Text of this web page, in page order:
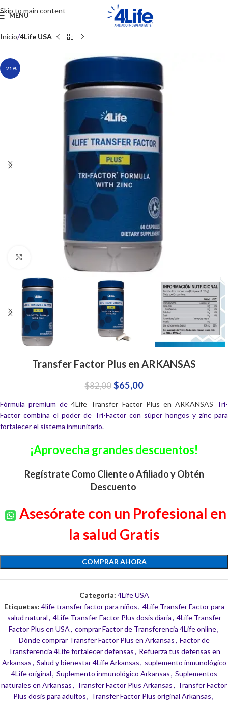
Skip to main content
MENU
Inicio 4Life USA
-21%
Click to enlarge
Transfer Factor Plus en ARKANSAS
$82,00 $65,00
Fórmula premium de 4Life Transfer Factor Plus en ARKANSAS Tri-
Factor combina el poder de Tri-Factor con súper hongos y zinc para
fortalecer el sistema inmunitario.
¡Aprovecha grandes descuentos!
Regístrate Como Cliente o Afiliado y Obtén
Descuento
Asesórate con un Profesional en
la salud Gratis
COMPRAR AHORA
Categoría: 4Life USA
Etiquetas: 4life transfer factor para niños, 4Life Transfer Factor para
salud natural, 4Life Transfer Factor Plus dosis diaria, 4Life Transfer
Factor Plus en USA, comprar Factor de Transferencia 4Life online,
Dónde comprar Transfer Factor Plus en Arkansas, Factor de
Transferencia 4Life fortalecer defensas, Refuerza tus defensas en
Arkansas, Salud y bienestar 4Life Arkansas, suplemento inmunológico
4Life original, Suplemento inmunológico Arkansas, Suplementos
naturales en Arkansas, Transfer Factor Plus Arkansas, Transfer Factor
Plus dosis para adultos, Transfer Factor Plus original Arkansas,